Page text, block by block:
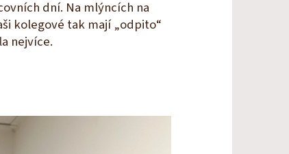
dní. Na mlýncích na
kolegové tak mají „odpito“
nejvíce.